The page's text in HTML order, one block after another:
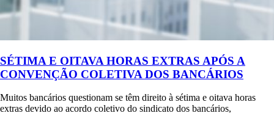
SÉTIMA E OITAVA HORAS EXTRAS APÓS A
CONVENÇÃO COLETIVA DOS BANCÁRIOS
Muitos bancários questionam se têm direito à sétima e oitava horas
extras devido ao acordo coletivo do sindicato dos bancários,